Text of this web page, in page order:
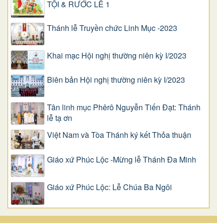
TỘI & RƯỚC LỄ 1
Thánh lễ Truyền chức Linh Mục -2023
Khai mạc Hội nghị thường niên kỳ I/2023
Biên bản Hội nghị thường niên kỳ I/2023
Tân linh mục Phêrô Nguyễn Tiến Đạt: Thánh
lễ tạ ơn
Việt Nam và Tòa Thánh ký kết Thỏa thuận
Giáo xứ Phúc Lộc -Mừng lễ Thánh Đa Minh
Giáo xứ Phúc Lộc: Lễ Chúa Ba Ngôi